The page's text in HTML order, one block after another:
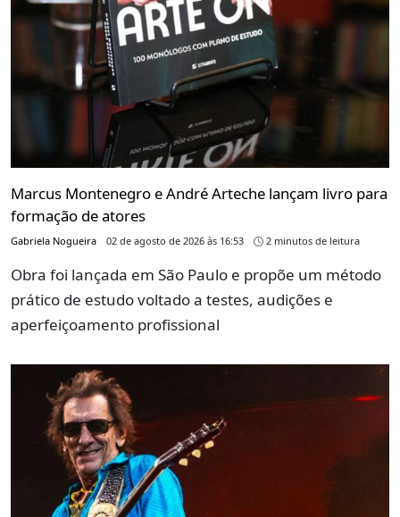
Marcus Montenegro e André Arteche lançam livro para
formação de atores
Gabriela Nogueira 02 de agosto de 2026 às 16:53 2 minutos de leitura
Obra foi lançada em São Paulo e propõe um método
prático de estudo voltado a testes, audições e
aperfeiçoamento profissional